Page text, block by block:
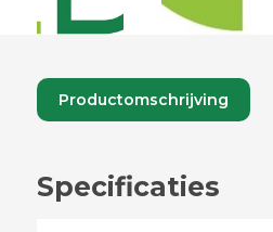
Productomschrijving
Specificaties